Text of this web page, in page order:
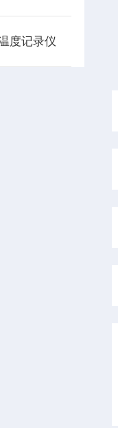
度记录仪